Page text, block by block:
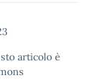
articolo è